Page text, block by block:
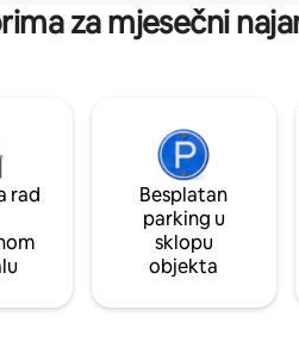
za mjesečni
rad
Besplatan
parking u
sklopu
objekta